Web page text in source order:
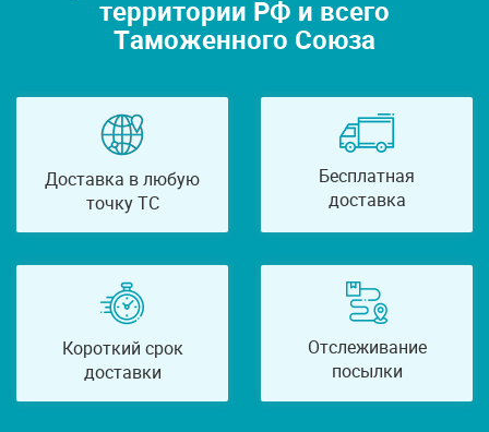
территории РФ и всего
Таможенного Союза
Доставка в любую
точку ТС
Бесплатная
доставка
Короткий срок
доставки
Отслеживание
посылки